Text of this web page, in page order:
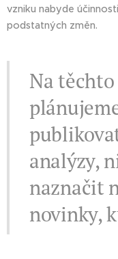
vzniku nabyde
podstatných změn.
Na
analýzy,
naznačit
novinky,